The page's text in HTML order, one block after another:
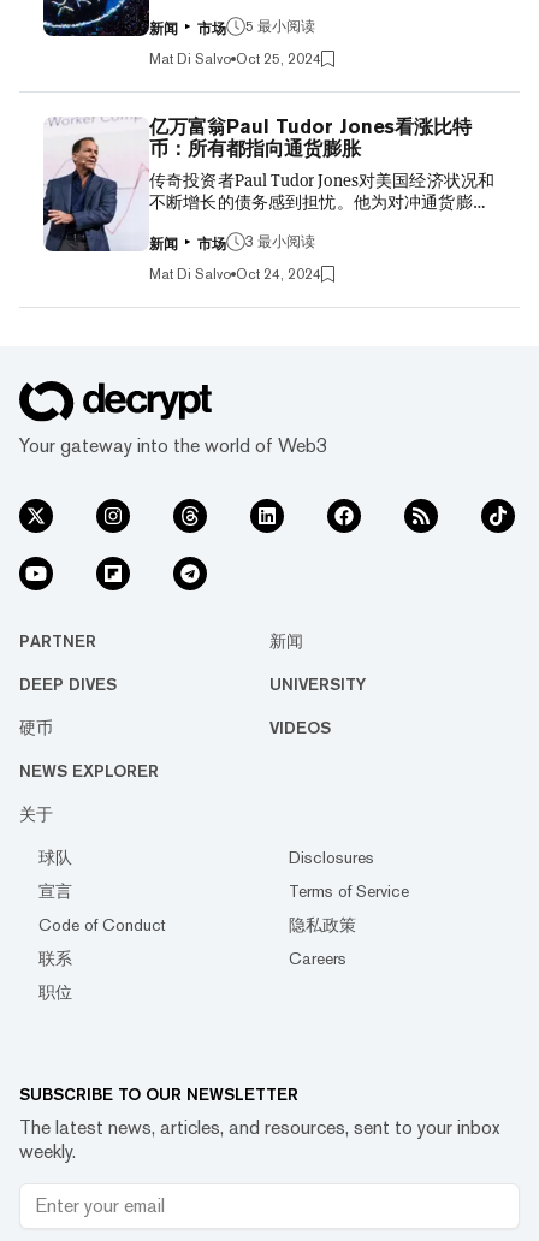
#Binance Futures will launch the USDⓈ-
Margined $MOODENG Perpetual Contract at 🗓️
Oct 25 2024, 10:00 (UTC) Read more 👉
https://t.co/FRuu1q8ZNA
pic.twitter.com/Z9XLOaGwS2 — Binance
Futures (@BinanceFutures) Octob...
的加密货币ETF。 本月初，基金管理公司
Bitwise提交了XRP ETF的申请。如果该基金获
得批准，它将在证券交易所交易，使投资者能
够在不实际持有XRP加密货币的情况下获得
XRP的投资机会。 此次申请令人意外，因为
XRP的创建者Ripple自2020年以来一直与SEC
陷入法律纠纷。即便如此，Garlinghouse似乎
并不担心。 “对我来说，XRP ETF的获批是不
可避免的，”Ripple首席执行官Garlinghouse在
称“机构和散户都有需求来接触这类资产”。 本
月，另一家资产管理公司Canary Capital也提交
了基于XRP的ETF发行申请。Garlinghouse表
示，尽管SEC显然并不愿意，但它最终还是批
早在2020年，SEC就对该公司提起了13亿美
元...
新闻 市场
5 最小阅读
Mat Di Salvo Oct 25, 2024
亿万富翁Paul Tudor Jones看涨比特
币：所有都指向通货膨胀
传奇投资者Paul Tudor Jones对美国经济状况和
不断增长的债务感到担忧。他为对冲通货膨胀
就包括比特币。 “我认为所有道路都通向通货
膨胀，”他周二在接受CNBC采访时说。“我看
涨黄金，我看涨比特币。我认为大宗商品被严
重低估了——所以我看涨大宗商品。” 他补充
Corporation）的亿万富翁投资者Jones表示，
他对美国不断增长的债务感到担忧。目前，美
国国家债务已达35.77万亿美元，并且还在不断
国家摆脱如此高额债务的唯一方法就是通过通
货膨胀来摆脱。“所有道路都通向通货膨胀——
过通货膨胀来消除债务，”他说。 比特币支持
者一直吹捧这种加密货币是对冲通货膨胀的工
传统资产那样是对冲工具。 Jones过去曾多次
表示，他喜欢比特币，并且这种资产...
新闻 市场
3 最小阅读
Mat Di Salvo Oct 24, 2024
Your gateway into the world of Web3
PARTNER 新闻
DEEP DIVES UNIVERSITY
硬币 VIDEOS
NEWS EXPLORER
关于
球队
Disclosures
宣言
Terms of Service
Code of Conduct
隐私政策
联系
Careers
职位
SUBSCRIBE TO OUR NEWSLETTER
The latest news, articles, and resources, sent to your inbox
weekly.